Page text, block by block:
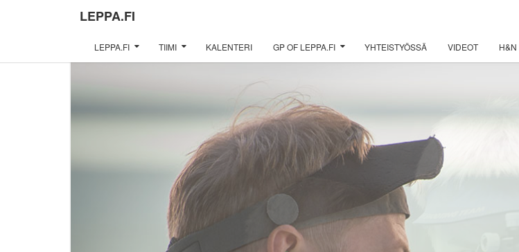
LEPPA.FI
LEPPA.FI TIIMI KALENTERI GP OF LEPPA.FI YHTEISTYÖSSÄ VIDEOT